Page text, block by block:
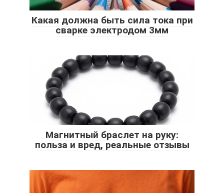
Какая должна быть сила тока при
сварке электродом 3мм
Магнитный браслет на руку:
польза и вред, реальные отзывы